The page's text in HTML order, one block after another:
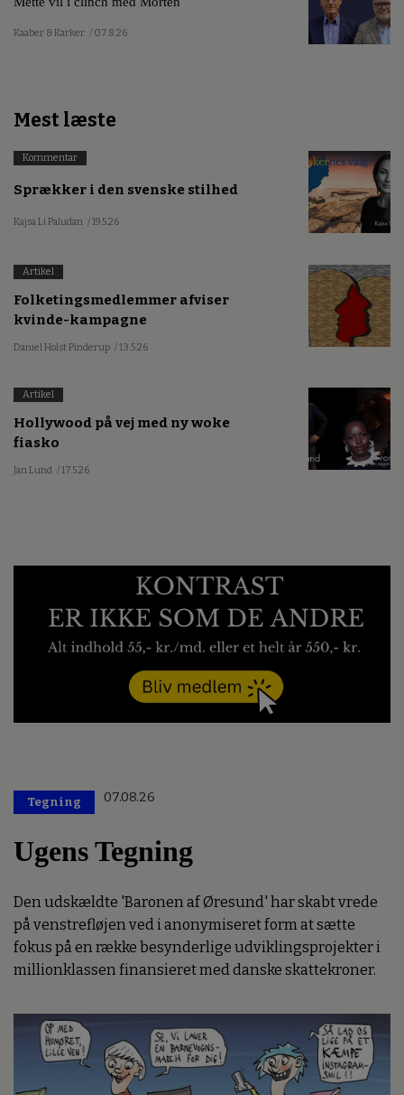
Kaaber & Karker / 07.8.26
Mest læste
Kommentar
Sprækker i den svenske stilhed
Kajsa Li Paludan / 19.5.26
Artikel
Folketingsmedlemmer afviser
kvinde-kampagne
Daniel Holst Pinderup / 13.5.26
Artikel
Hollywood på vej med ny woke
fiasko
Jan Lund / 17.5.26
Tegning 07.08.26
Ugens Tegning
Den udskældte 'Baronen af Øresund' har skabt vrede
på venstrefløjen ved i anonymiseret form at sætte
fokus på en række besynderlige udviklingsprojekter i
millionklassen finansieret med danske skattekroner.